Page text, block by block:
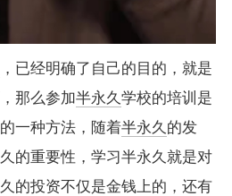
，已经明确了自己的目的，就是
那么参加半永久 学校的培训是
一种方法，随着半永久 的发
的重要性，学习半永久就是对
的投资不仅是金钱上的，还有